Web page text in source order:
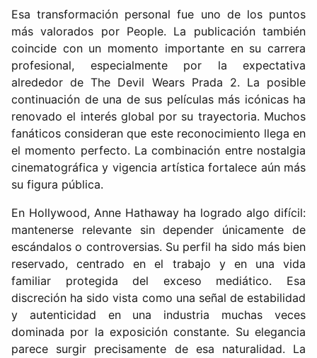
Esa transformación personal fue uno de los puntos
más valorados por People. La publicación también
coincide con un momento importante en su carrera
profesional, especialmente por la expectativa
alrededor de The Devil Wears Prada 2. La posible
continuación de una de sus películas más icónicas ha
renovado el interés global por su trayectoria. Muchos
fanáticos consideran que este reconocimiento llega en
el momento perfecto. La combinación entre nostalgia
cinematográfica y vigencia artística fortalece aún más
su figura pública.
En Hollywood, Anne Hathaway ha logrado algo difícil:
mantenerse relevante sin depender únicamente de
escándalos o controversias. Su perfil ha sido más bien
reservado, centrado en el trabajo y en una vida
familiar protegida del exceso mediático. Esa
discreción ha sido vista como una señal de estabilidad
y autenticidad en una industria muchas veces
dominada por la exposición constante. Su elegancia
parece surgir precisamente de esa naturalidad. La